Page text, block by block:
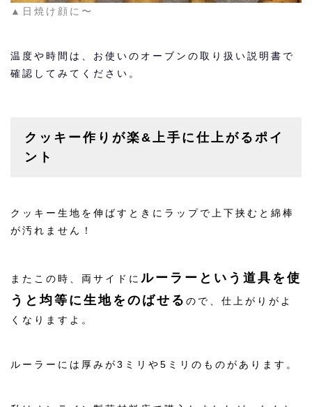
▲日焼け顔に〜
温度や時間は、お使いのオーブンの取り扱い説明書で
確認してみてください。
クッキー作りが楽&上手に仕上がるポイ
ント
クッキー生地を伸ばすときにラップで上下挟むと綿棒
が汚れません！
またこの時、両サイドに ルーラーという道具を使
うと均等に生地をのばせる ので、仕上がりがよ
くなりますよ。
ルーラーには厚みが3ミリや5ミリのものがあります。